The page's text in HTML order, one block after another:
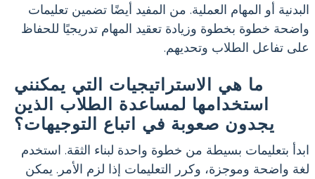
البدنية أو المهام العملية. من المفيد أيضًا تضمين تعليمات
واضحة خطوة بخطوة وزيادة تعقيد المهام تدريجيًا للحفاظ
على تفاعل الطلاب وتحديهم.
ما هي الاستراتيجيات التي يمكنني
استخدامها لمساعدة الطلاب الذين
يجدون صعوبة في اتباع التوجيهات؟
ابدأ بتعليمات بسيطة من خطوة واحدة لبناء الثقة. استخدم
لغة واضحة وموجزة، وكرر التعليمات إذا لزم الأمر. يمكن